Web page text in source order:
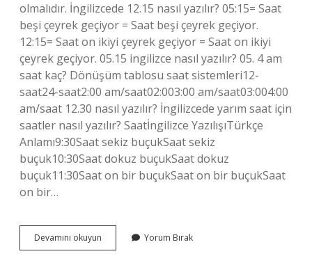
olmalıdır. İngilizcede 12.15 nasıl yazılır? 05:15= Saat
beşi çeyrek geçiyor = Saat beşi çeyrek geçiyor.
12:15= Saat on ikiyi çeyrek geçiyor = Saat on ikiyi
çeyrek geçiyor. 05.15 ingilizce nasıl yazılır? 05. 4 am
saat kaç? Dönüşüm tablosu saat sistemleri12-
saat24-saat2:00 am/saat02:003:00 am/saat03:004:00
am/saat 12.30 nasıl yazılır? İngilizcede yarım saat için
saatler nasıl yazılır? Saatİngilizce YazılışıTürkçe
Anlamı9:30Saat sekiz buçukSaat sekiz
buçuk10:30Saat dokuz buçukSaat dokuz
buçuk11:30Saat on bir buçukSaat on bir buçukSaat
on bir…
Devamını okuyun
30
Yorum Bırak